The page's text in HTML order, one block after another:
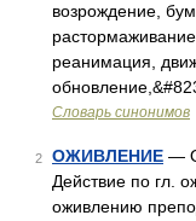
возрождение,
реанимация,
Словарь синонимов
2 ОЖИВЛЕНИЕ —
Действие по гл.
оживлению